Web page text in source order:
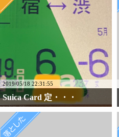
2019/05/18 22:31:55
Suica Card 定・・・